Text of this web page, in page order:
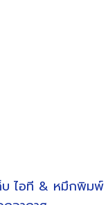
ไอที & หมึกพิมพ์